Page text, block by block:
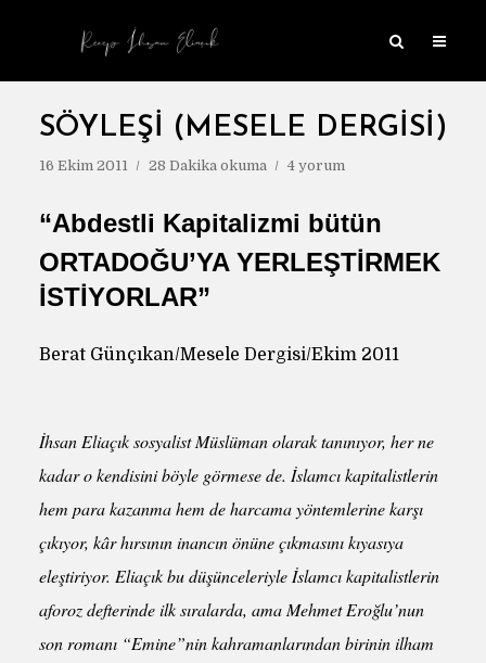
SÖYLEŞI (MESELE DERGISI)
16 Ekim 2011 28 Dakika okuma 4 yorum
“Abdestli Kapitalizmi bütün
ORTADOĞU’YA YERLEŞTIRMEK
ISTIYORLAR”
Berat Günçıkan/Mesele Dergisi/Ekim 2011
İhsan Eliaçık sosyalist Müslüman olarak tanınıyor, her ne
kadar o kendisini böyle görmese de. İslamcı kapitalistlerin
hem para kazanma hem de harcama yöntemlerine karşı
çıkıyor, kâr hırsının inancın önüne çıkmasını kıyasıya
eleştiriyor. Eliaçık bu düşünceleriyle İslamcı kapitalistlerin
aforoz defterinde ilk sıralarda, ama Mehmet Eroğlu’nun
son romanı “Emine”nin kahramanlarından birinin ilham